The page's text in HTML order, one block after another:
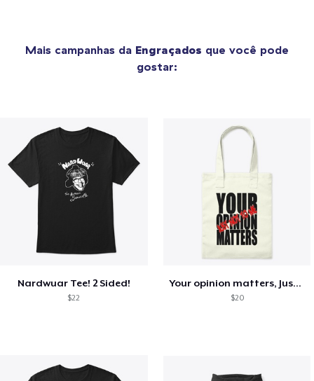
Mais campanhas da Engraçados que você pode
gostar:
Nardwuar Tee! 2 Sided!
$22
Your opinion matters, Just not to me!
$20